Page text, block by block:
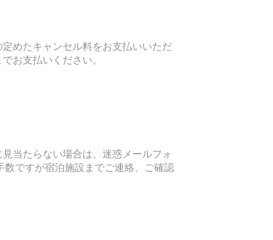
めたキャンセル料をお支払いいただ
お支払いください。
当たらない場合は、迷惑メールフォ
ですが宿泊施設までご連絡、ご確認